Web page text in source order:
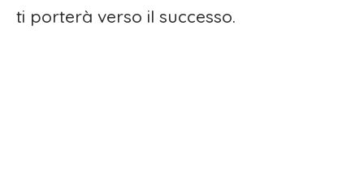
ti porterà verso il successo.